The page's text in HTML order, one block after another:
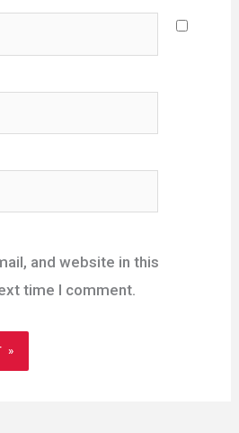
and website in this
time I comment.